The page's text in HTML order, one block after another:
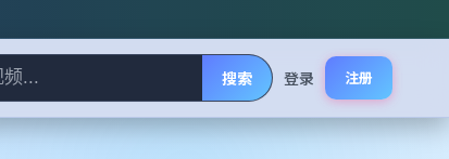
搜索 登录 注册